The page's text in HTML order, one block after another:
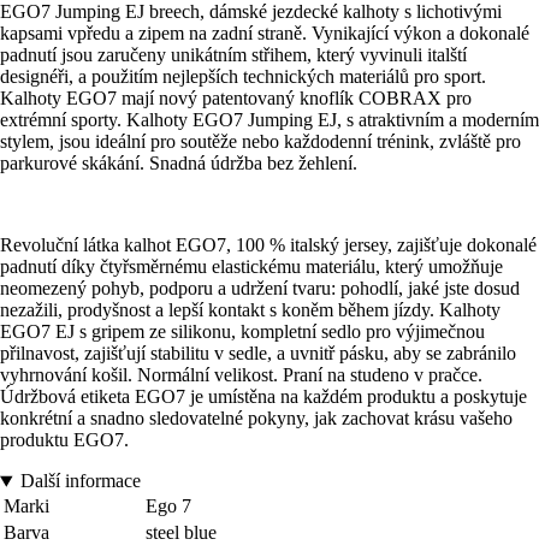
EGO7 Jumping EJ breech, dámské jezdecké kalhoty s lichotivými
kapsami vpředu a zipem na zadní straně. Vynikající výkon a dokonalé
padnutí jsou zaručeny unikátním střihem, který vyvinuli italští
designéři, a použitím nejlepších technických materiálů pro sport.
Kalhoty EGO7 mají nový patentovaný knoflík COBRAX pro
extrémní sporty. Kalhoty EGO7 Jumping EJ, s atraktivním a moderním
stylem, jsou ideální pro soutěže nebo každodenní trénink, zvláště pro
parkurové skákání. Snadná údržba bez žehlení.
Revoluční látka kalhot EGO7, 100 % italský jersey, zajišťuje dokonalé
padnutí díky čtyřsměrnému elastickému materiálu, který umožňuje
neomezený pohyb, podporu a udržení tvaru: pohodlí, jaké jste dosud
nezažili, prodyšnost a lepší kontakt s koněm během jízdy. Kalhoty
EGO7 EJ s gripem ze silikonu, kompletní sedlo pro výjimečnou
přilnavost, zajišťují stabilitu v sedle, a uvnitř pásku, aby se zabránilo
vyhrnování košil. Normální velikost. Praní na studeno v pračce.
Údržbová etiketa EGO7 je umístěna na každém produktu a poskytuje
konkrétní a snadno sledovatelné pokyny, jak zachovat krásu vašeho
produktu EGO7.
Další informace
Marki
Ego 7
Barva
steel blue